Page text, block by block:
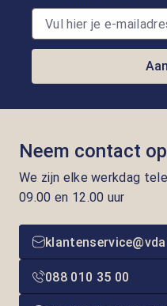
Neem contact op
We zijn elke werkdag
09.00 en 12.00 uur
088 010 35 00